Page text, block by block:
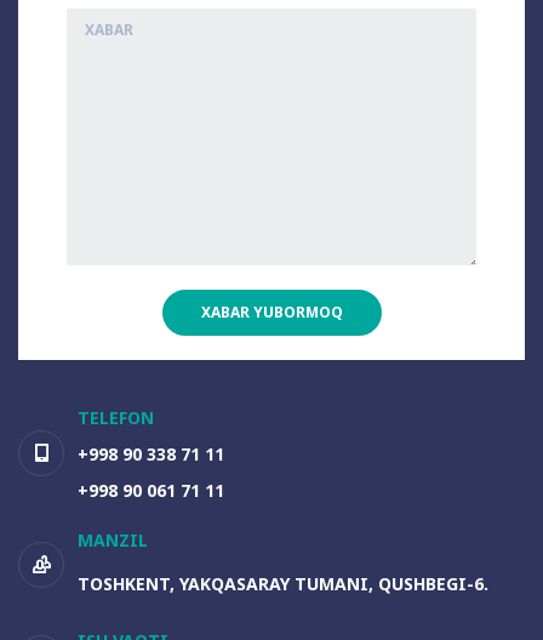
XABAR YUBORMOQ
TELEFON
+998 90 338 71 11
+998 90 061 71 11
MANZIL
TOSHKENT, YAKQASARAY TUMANI, QUSHBEGI-6.